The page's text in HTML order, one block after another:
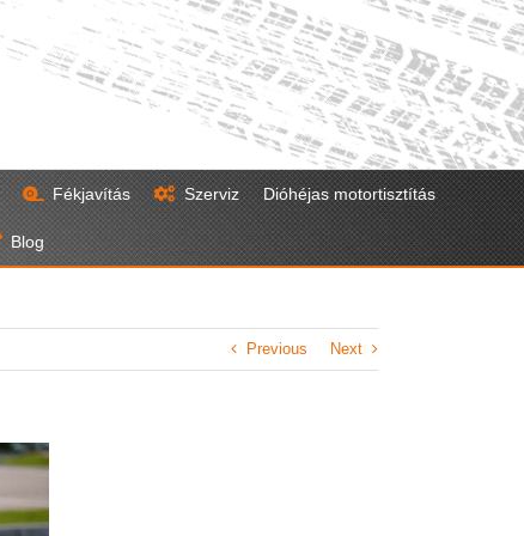
Fékjavítás Szerviz Dióhéjas motortisztítás
Blog
Previous Next